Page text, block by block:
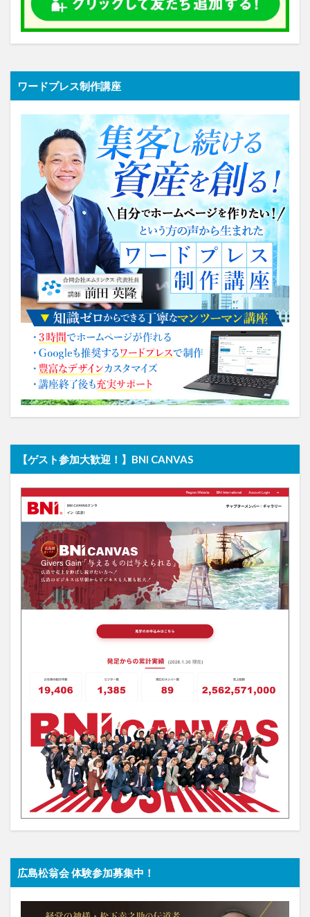
ワードプレス制作講座
【ゲスト参加大歓迎！】BNI CANVAS
広島松翁会 体験参加募集中！